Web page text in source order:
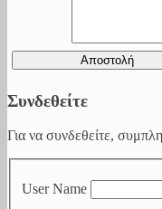
Συνδεθείτε
Για να συνδεθείτε,
User Name